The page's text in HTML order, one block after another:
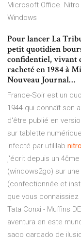
Microsoft Office.
Windows
Pour lancer La
petit quotidien
confidentiel, vivant
racheté en 1984 à
Nouveau Journal…
France-Soir est un
1944 qui connaît son
d'être publié en
sur tablette
infecté par utililab nitro
j'écrit depuis un
(windows2go) sur
(confectionnée et
que vous
Tata Conxi - Muffins
aventura en este
saco cargado de